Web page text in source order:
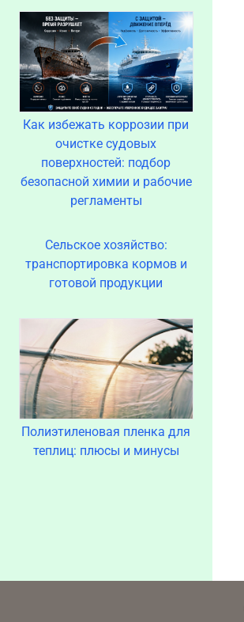
Как избежать коррозии при
очистке судовых
поверхностей: подбор
безопасной химии и рабочие
регламенты
Сельское хозяйство:
транспортировка кормов и
готовой продукции
Полиэтиленовая пленка для
теплиц: плюсы и минусы